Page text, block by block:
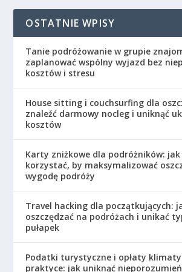
OSTATNIE WPISY
Tanie podróżowanie w grupie
zaplanować wspólny wyjazd bez
kosztów i stresu
House sitting i couchsurfing dla
znaleźć darmowy nocleg i uniknąć
kosztów
Karty zniżkowe dla podróżników:
korzystać, by maksymalizować
wygodę podróży
Travel hacking dla początkujących:
oszczędzać na podróżach i unikać
pułapek
Podatki turystyczne i opłaty
praktyce: jak uniknąć